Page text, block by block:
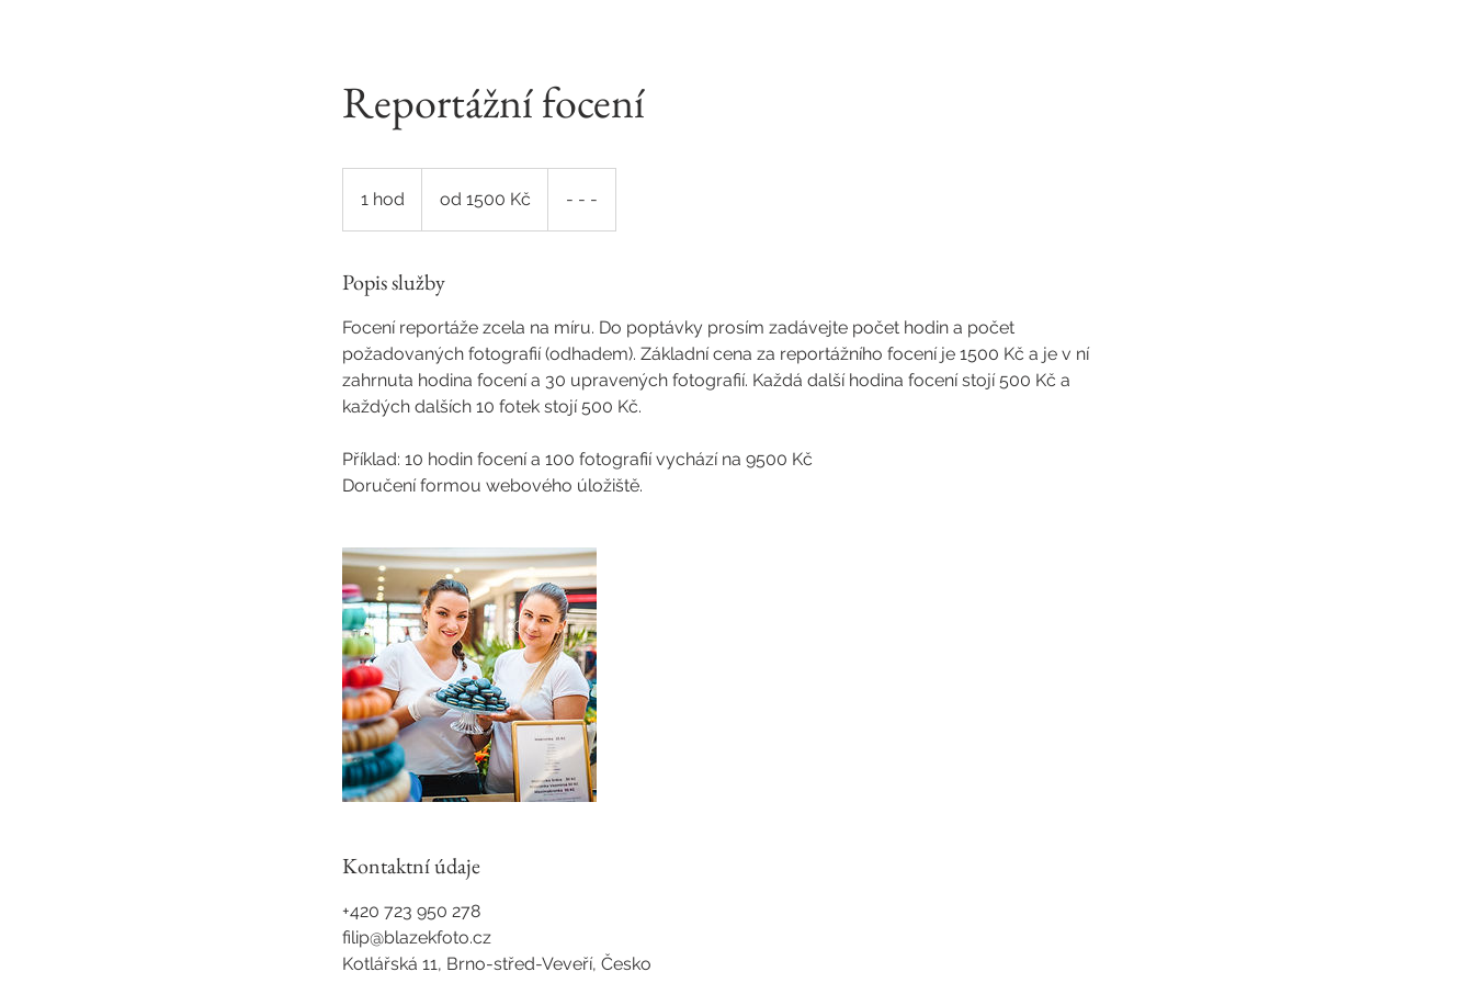
Reportážní focení
1 hod
h
od 1500 Kč - - -
Popis služby
Focení reportáže zcela na míru. Do poptávky prosím zadávejte počet hodin a počet
požadovaných fotografií (odhadem). Základní cena za reportážního focení je 1500 Kč a je v ní
zahrnuta hodina focení a 30 upravených fotografií. Každá další hodina focení stojí 500 Kč a
každých dalších 10 fotek stojí 500 Kč.
Příklad: 10 hodin focení a 100 fotografií vychází na 9500 Kč
Doručení formou webového úložiště.
Kontaktní údaje
+420 723 950 278
filip@blazekfoto.cz
Kotlářská 11, Brno-střed-Veveří, Česko